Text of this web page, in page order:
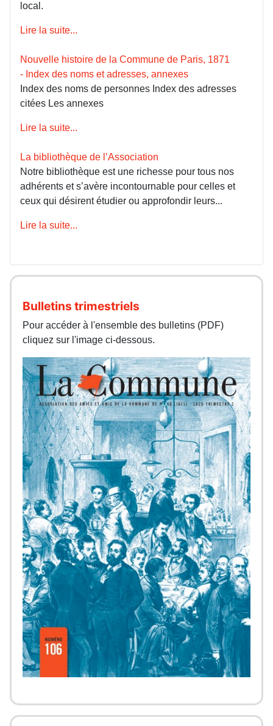
local.
Lire la suite...
Nouvelle histoire de la Commune de Paris, 1871
- Index des noms et adresses, annexes
Index des noms de personnes Index des adresses
citées Les annexes
Lire la suite...
La bibliothèque de l’Association
Notre bibliothèque est une richesse pour tous nos
adhérents et s’avère incontournable pour celles et
ceux qui désirent étudier ou approfondir leurs...
Lire la suite...
Bulletins trimestriels
Pour accéder à l'ensemble des bulletins (PDF)
cliquez sur l'image ci-dessous.